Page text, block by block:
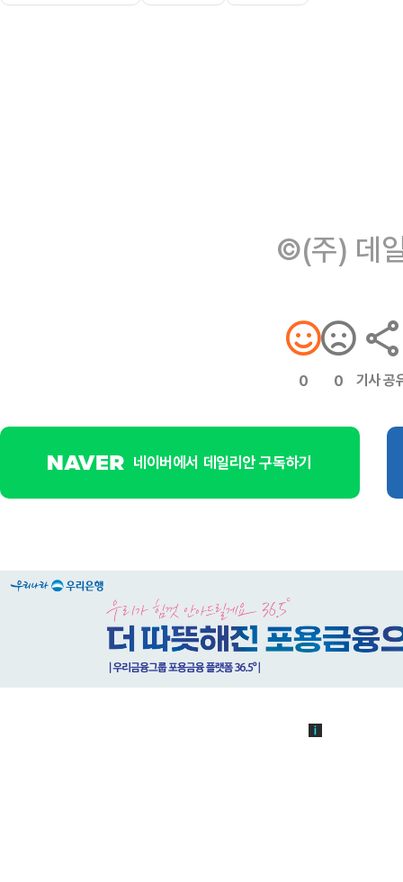
©(주) 데
0 0 기사 공
네이버에서 데일리안 구독하기